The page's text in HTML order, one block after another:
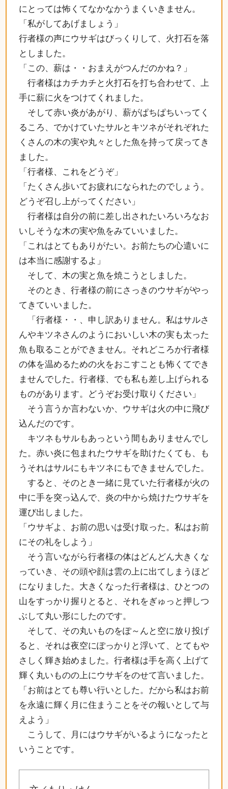
にとっては怖くてなかなかうまくいきません。
「私がしてあげましょう」
行者様の声にウサギはびっくりして、火打石を落
としました。
「この、薪は・・おまえがつんだのかね？」
行者様はカチカチと火打石を打ち合わせて、上
手に薪に火をつけてくれました。
そして赤い炎があがり、薪がぱちぱちいってく
るころ、でかけていたサルとキツネがそれぞれた
くさんの木の実や丸々とした魚を持って戻ってき
ました。
「行者様、これをどうぞ」
「たくさん歩いてお疲れになられたのでしょう。
どうぞ召し上がってください」
行者様は自分の前に差し出されたいろいろなお
いしそうな木の実や魚をみていいました。
「これはとてもありがたい。お前たちの心遣いに
は本当に感謝するよ」
そして、木の実と魚を焼こうとしました。
そのとき、行者様の前にさっきのウサギがやっ
てきていいました。
「行者様・・、申し訳ありません。私はサルさ
んやキツネさんのようにおいしい木の実も太った
魚も取ることができません。それどころか行者様
の体を温めるための火をおこすことも怖くてでき
ませんでした。行者様、でも私も差し上げられる
ものがあります。どうぞお受け取りください」
そう言うか言わないか、ウサギは火の中に飛び
込んだのです。
キツネもサルもあっという間もありませんでし
た。赤い炎に包まれたウサギを助けたくても、も
うそれはサルにもキツネにもできませんでした。
すると、そのとき一緒に見ていた行者様が火の
中に手を突っ込んで、炎の中から焼けたウサギを
運び出しました。
「ウサギよ、お前の思いは受け取った。私はお前
にその礼をしよう」
そう言いながら行者様の体はどんどん大きくな
っていき、その頭や顔は雲の上に出てしまうほど
になりました。大きくなった行者様は、ひとつの
山をすっかり握りとると、それをぎゅっと押しつ
ぶして丸い形にしたのです。
そして、その丸いものをぽ～んと空に放り投げ
ると、それは夜空にぽっかりと浮いて、とてもや
さしく輝き始めました。行者様は手を高く上げて
輝く丸いものの上にウサギをのせて言いました。
「お前はとても尊い行いとした。だから私はお前
を永遠に輝く月に住まうことをその報いとして与
えよう」
こうして、月にはウサギがいるようになったと
いうことです。